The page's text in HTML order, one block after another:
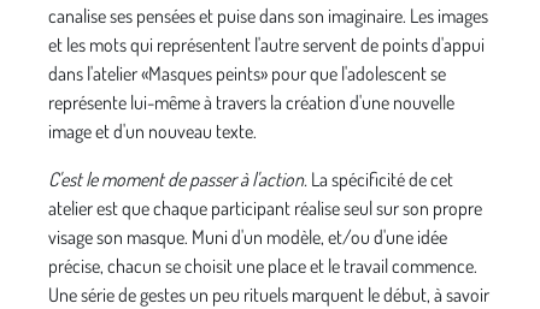
canalise ses pensées et puise dans son imaginaire. Les images
et les mots qui représentent l'autre servent de points d'appui
dans l'atelier «Masques peints» pour que l'adolescent se
représente lui-même à travers la création d'une nouvelle
image et d'un nouveau texte.
C'est le moment de passer à l'action. La spécificité de cet
atelier est que chaque participant réalise seul sur son propre
visage son masque. Muni d'un modèle, et/ou d'une idée
précise, chacun se choisit une place et le travail commence.
Une série de gestes un peu rituels marquent le début, à savoir